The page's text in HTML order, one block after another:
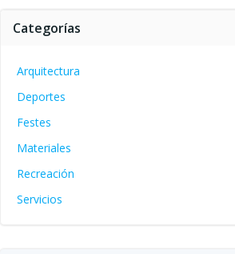
Categorías
Arquitectura
Deportes
Festes
Materiales
Recreación
Servicios